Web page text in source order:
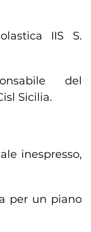
IIS S.
del
Sicilia.
inespresso,
per un piano